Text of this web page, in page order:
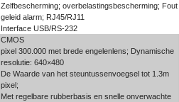
Zelfbescherming; overbelastingsbescherming; Fout
geleid alarm; RJ45/RJ11
Interface USB/RS-232
CMOS
pixel 300.000 met brede engelenlens; Dynamische
resolutie: 640×480
De Waarde van het steuntussenvoegsel tot 1.3m
pixel;
Met regelbare rubberbasis en snelle onverwachte